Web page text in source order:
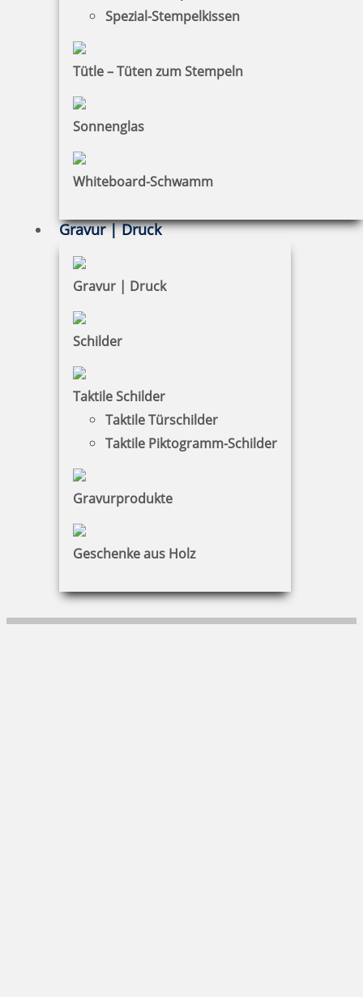
Spezial-Stempelkissen
Tütle – Tüten zum Stempeln
Sonnenglas
Whiteboard-Schwamm
Gravur | Druck
Gravur | Druck
Schilder
Taktile Schilder
Taktile Türschilder
Taktile Piktogramm-Schilder
Gravurprodukte
Geschenke aus Holz
Bestellhinweise
Dateiformate
INFORMATIONEN
Datenschutz
Widerruf
Barrierefreiheit
KUNDENBEREICH
Mein Konto
KONTAKT
Bruns Bürocentrum GmbH
05 71 / 973891 30